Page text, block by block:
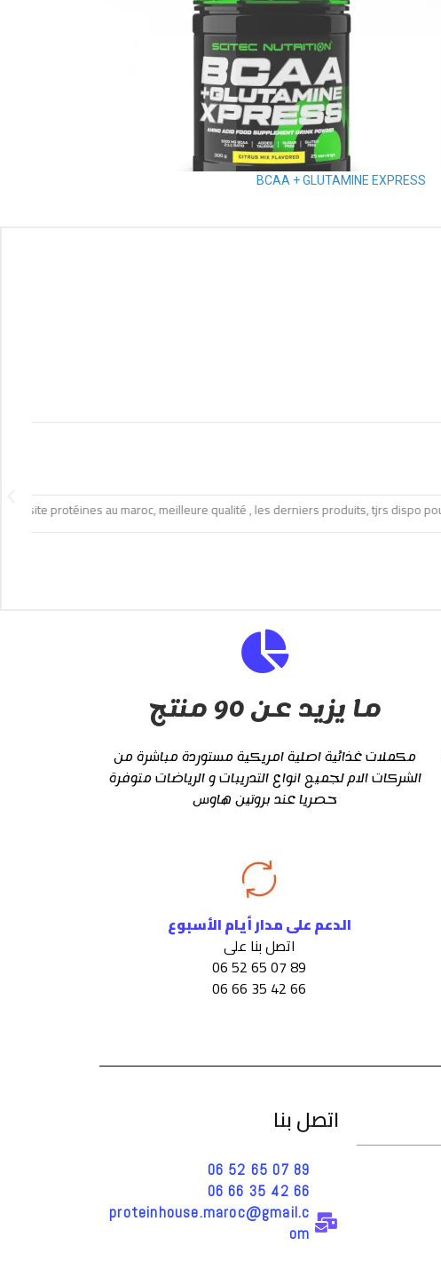
BCAA + GLUTAMINE EXPRESS
ما يزيد عن 90 منتج
مكملات غذائية اصلية امريكية مستوردة مباشرة من
الشركات الام لجميع انواع التدريبات و الرياضات متوفرة
حصريا عند بروتين هاوس
الدعم على مدار أيام الأسبوع
اتصل بنا على
89 07 65 52 06
66 42 35 66 06
اتصل بنا
89 07 65 52 06
66 42 35 66 06
proteinhouse.maroc@gmail.c
om